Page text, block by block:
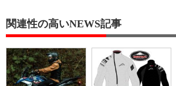
関連性の高いNEWS記事